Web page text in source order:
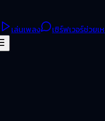
เล่นเพลง เซิร์ฟเวอร์ช่วยเ